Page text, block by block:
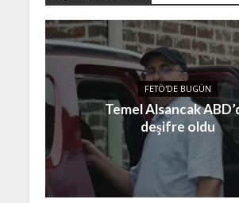
FETÖ'DE BUGÜN
Temel Alsancak
deşifre oldu